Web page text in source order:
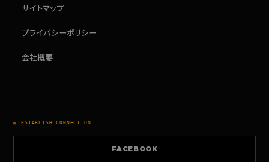
サイトマップ
プライバシーポリシー
会社概要
ESTABLISH CONNECTION :
FACEBOOK